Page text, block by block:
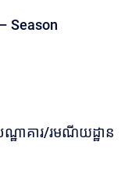
Season
ឋាគារ/រមណីយដ្ឋាន